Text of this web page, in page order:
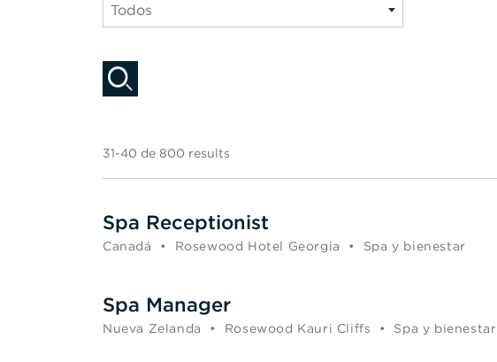
Todos
31-40 de 800 results
Spa Receptionist
Canadá • Rosewood Hotel Georgia • Spa y bienestar
Spa Manager
Nueva Zelanda • Rosewood Kauri Cliffs • Spa y bienestar